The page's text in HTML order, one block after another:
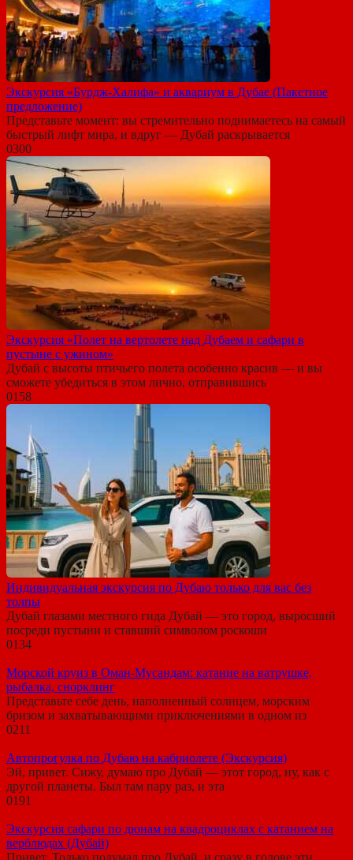
Экскурсия «Бурдж-Халифа» и аквариум в Дубае (Пакетное
предложение)
Представьте момент: вы стремительно поднимаетесь на самый
быстрый лифт мира, и вдруг — Дубай раскрывается
0300
Экскурсия «Полет на вертолете над Дубаем и сафари в
пустыне с ужином»
Дубай с высоты птичьего полета особенно красив — и вы
сможете убедиться в этом лично, отправившись
0158
Индивидуальная экскурсия по Дубаю только для вас без
толпы
Дубай глазами местного гида Дубай — это город, выросший
посреди пустыни и ставший символом роскоши
0134
Морской круиз в Оман-Мусандам: катание на ватрушке,
рыбалка, снорклинг
Представьте себе день, наполненный солнцем, морским
бризом и захватывающими приключениями в одном из
0211
Автопрогулка по Дубаю на кабриолете (Экскурсия)
Эй, привет. Сижу, думаю про Дубай — этот город, ну, как с
другой планеты. Был там пару раз, и эта
0191
Экскурсия сафари по дюнам на квадроциклах с катанием на
верблюдах (Дубай)
Привет. Только подумал про Дубай, и сразу в голове эти